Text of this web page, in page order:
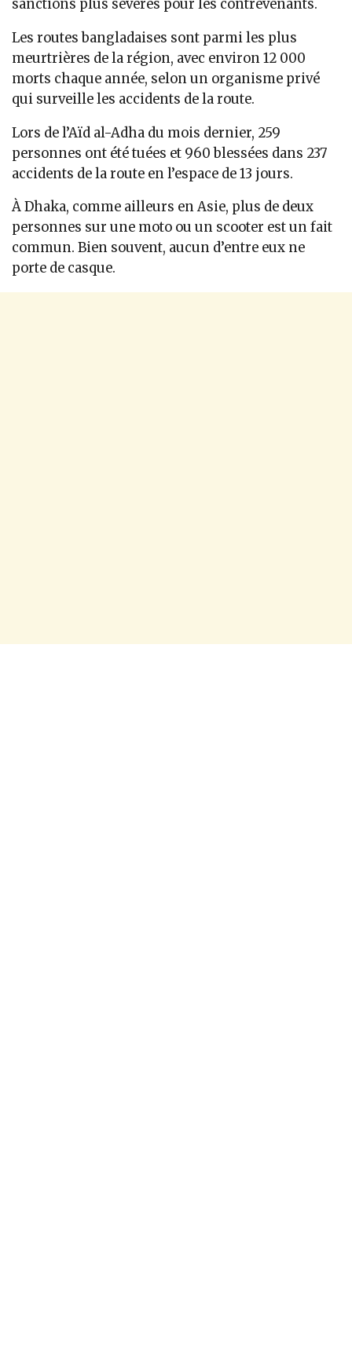
sanctions plus sévères pour les contrevenants.
Les routes bangladaises sont parmi les plus
meurtrières de la région, avec environ 12 000
morts chaque année, selon un organisme privé
qui surveille les accidents de la route.
Lors de l’Aïd al-Adha du mois dernier, 259
personnes ont été tuées et 960 blessées dans 237
accidents de la route en l’espace de 13 jours.
À Dhaka, comme ailleurs en Asie, plus de deux
personnes sur une moto ou un scooter est un fait
commun. Bien souvent, aucun d’entre eux ne
porte de casque.